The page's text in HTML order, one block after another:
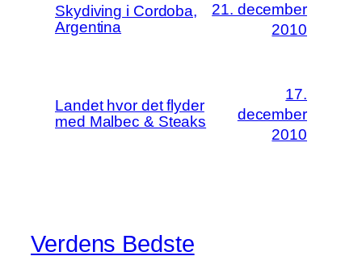
Skydiving i Cordoba,
Argentina
21. december
2010
Landet hvor det flyder
med Malbec & Steaks
17.
december
2010
Verdens Bedste